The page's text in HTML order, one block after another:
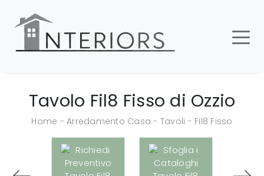
Tavolo Fil8 Fisso di Ozzio
Home -Arredamento Casa - Tavoli - Fil8 Fisso